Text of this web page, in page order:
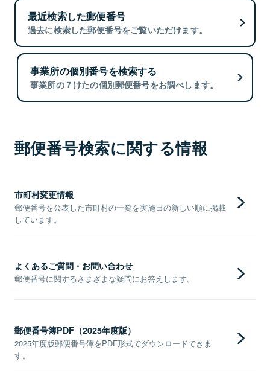
最近検索した郵便番号
過去に検索した郵便番号をご覧いただけます。
事業所の個別番号を検索する
事業所の７けたの個別郵便番号をお調べします。
郵便番号検索に関する情報
市町村変更情報
郵便番号を公表した市町村の一覧を実施日の新しい順に掲載
しています。
よくあるご質問・お問い合わせ
郵便番号に関するさまざまな疑問にお答えします。
郵便番号簿PDF（2025年度版）
2025年度版郵便番号簿をPDF形式でダウンロードできま
す。